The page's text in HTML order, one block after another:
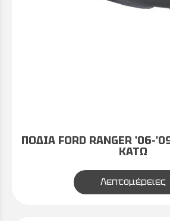
ΠΟΔΙΑ FORD RANGER '06-
ΚΑΤΩ
Λεπτομέρειες